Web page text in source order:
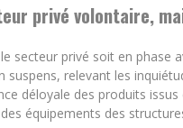
privé volontaire,
secteur privé soit en phase
suspens, relevant les
déloyale des produits
équipements des